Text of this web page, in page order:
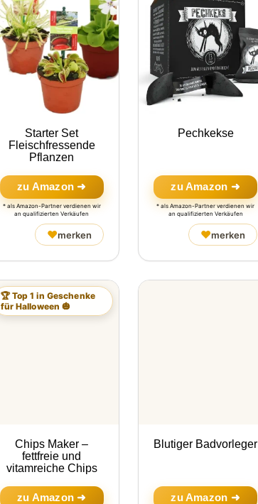
Starter Set
Fleischfressende
Pflanzen
zu Amazon ➜
* als Amazon-Partner verdienen wir
an qualifizierten Verkäufen
♥merken
Pechkekse
zu Amazon ➜
* als Amazon-Partner verdienen wir
an qualifizierten Verkäufen
♥merken
🏆 Top 1 in Geschenke
für Halloween 🎃
Chips Maker –
fettfreie und
vitamreiche Chips
zu Amazon ➜
Blutiger Badvorleger
zu Amazon ➜